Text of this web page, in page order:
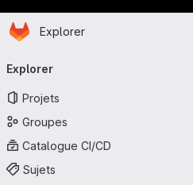
Passer au contenu principal
Page d'accueil
Explorer
principale
Explorer
Projets
Groupes
Catalogue CI/CD
Sujets